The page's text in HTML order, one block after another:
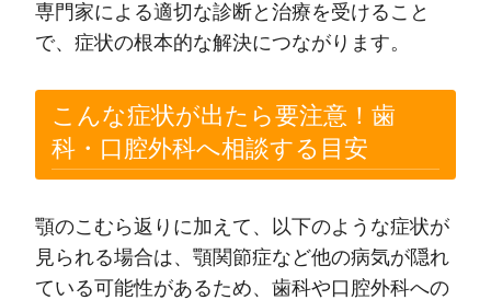
専門家による適切な診断と治療を受けること
で、症状の根本的な解決につながります。
こんな症状が出たら要注意！歯
科・口腔外科へ相談する目安
顎のこむら返りに加えて、以下のような症状が
見られる場合は、顎関節症など他の病気が隠れ
ている可能性があるため、歯科や口腔外科への